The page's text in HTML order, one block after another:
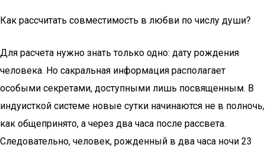
Как рассчитать совместимость в любви по числу души?
Для расчета нужно знать только одно: дату рождения
человека. Но сакральная информация располагает
особыми секретами, доступными лишь посвященным. В
индуисткой системе новые сутки начинаются не в полночь,
как общепринято, а через два часа после рассвета.
Следовательно, человек, рожденный в два часа ночи 23